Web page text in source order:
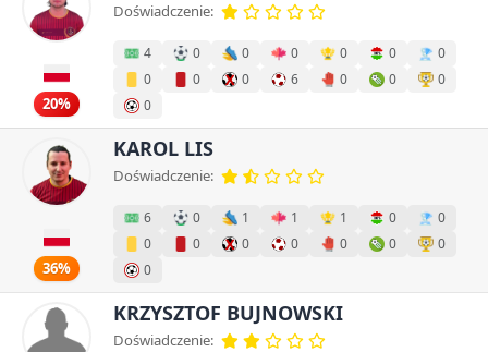
20%
Doświadczenie:
4 0 0 0 0 0
0
0
0 0 6 0 0
0
0
36%
KAROL LIS
Doświadczenie:
6 0 1 1 1 0
0
0
0 0 0 0 0
0
0
KRZYSZTOF BUJNOWSKI
Doświadczenie: